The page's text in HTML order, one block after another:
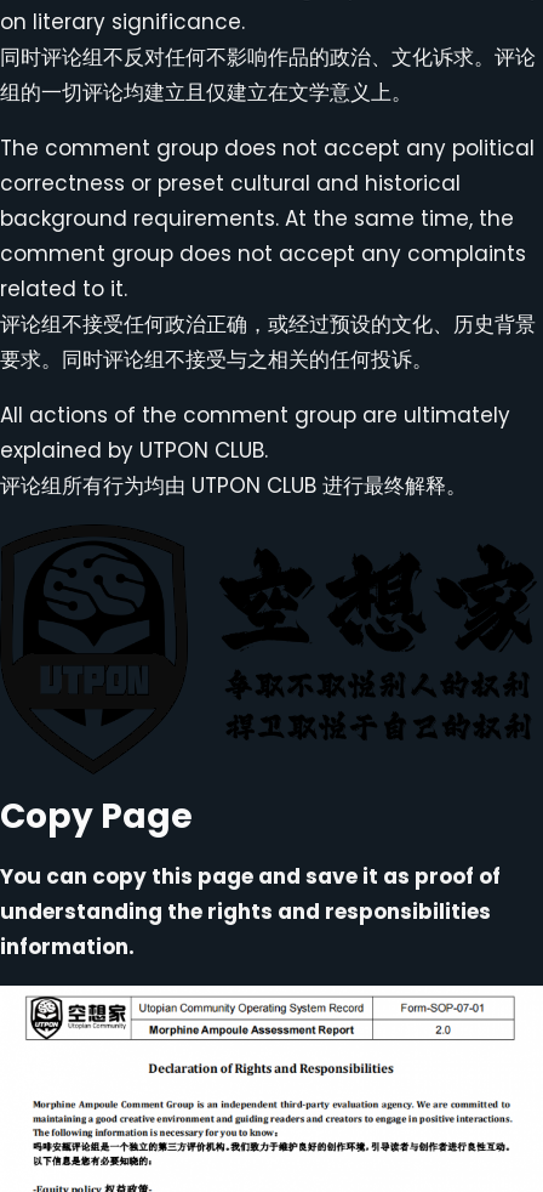
on literary significance.
同时评论组不反对任何不影响作品的政治、文化诉求。评论
组的一切评论均建立且仅建立在文学意义上。
The comment group does not accept any political
correctness or preset cultural and historical
background requirements. At the same time, the
comment group does not accept any complaints
related to it.
评论组不接受任何政治正确，或经过预设的文化、历史背景
要求。同时评论组不接受与之相关的任何投诉。
All actions of the comment group are ultimately
explained by UTPON CLUB.
评论组所有行为均由 UTPON CLUB 进行最终解释。
Copy Page
You can copy this page and save it as proof of
understanding the rights and responsibilities
information.